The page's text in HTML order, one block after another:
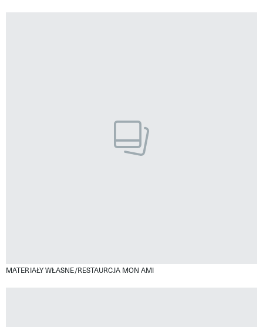
MATERIAŁY WŁASNE/RESTAURCJA MON AMI